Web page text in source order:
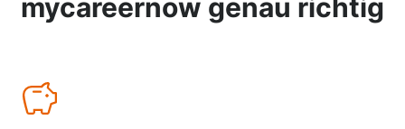
mycareernow genau richtig